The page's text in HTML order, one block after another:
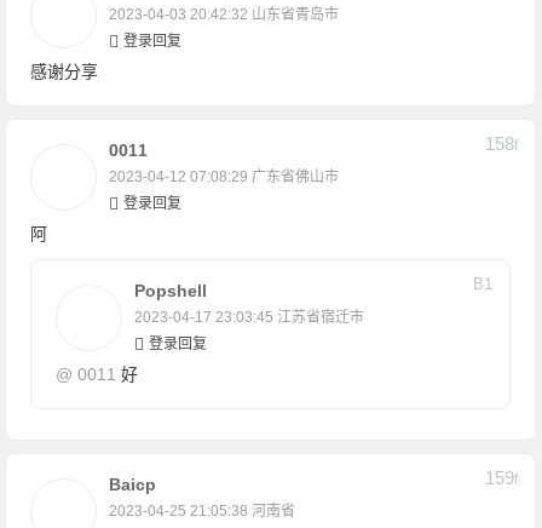
2023-04-03 20:42:32 山东省青岛市
登录回复
感谢分享
0011
2023-04-12 07:08:29 广东省佛山市
158F
登录回复
阿
Popshell
2023-04-17 23:03:45 江苏省宿迁市
B1
登录回复
@0011 好
Baicp
2023-04-25 21:05:38 河南省
159F